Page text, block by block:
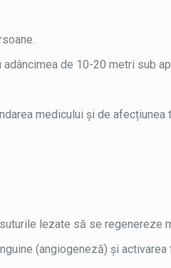
de 10-20 metri sub
medicului și de afecțiunea
lezate să se regenereze
(angiogeneză) și activarea